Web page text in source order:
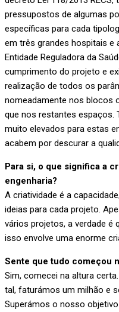
pressupostos de algumas
específicas para cada
em três grandes hospitais e
Entidade Reguladora da
cumprimento do projeto e
realização de todos os
nomeadamente nos blocos
que nos restantes
muito elevados para estas
acabem por descurar a
Para si, o que significa a
engenharia?
A criatividade é a
ideias para cada projeto.
vários projetos, a verdade é
isso envolve uma enorme
Sente que tudo começou
Sim, comecei na altura
tal, faturámos um milhão e
Superámos o nosso